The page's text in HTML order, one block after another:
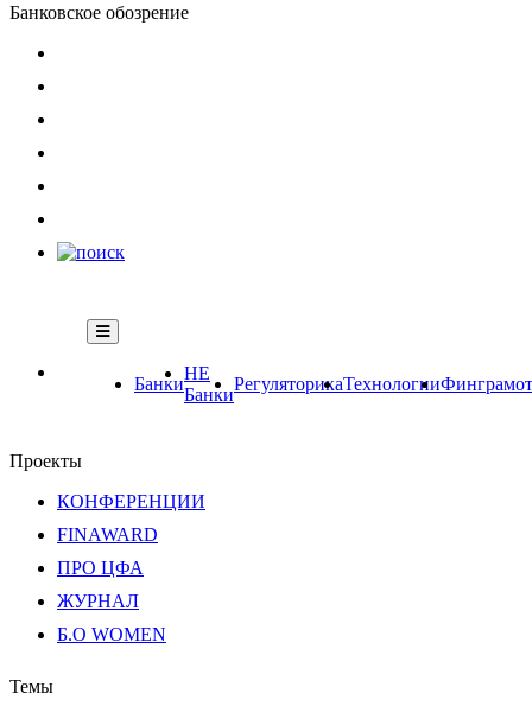
Банковское обозрение
Банки
НЕ
Банки
РегуляторикаТехнологии
Проекты
КОНФЕРЕНЦИИ
FINAWARD
ПРО ЦФА
ЖУРНАЛ
Б.О WOMEN
Темы